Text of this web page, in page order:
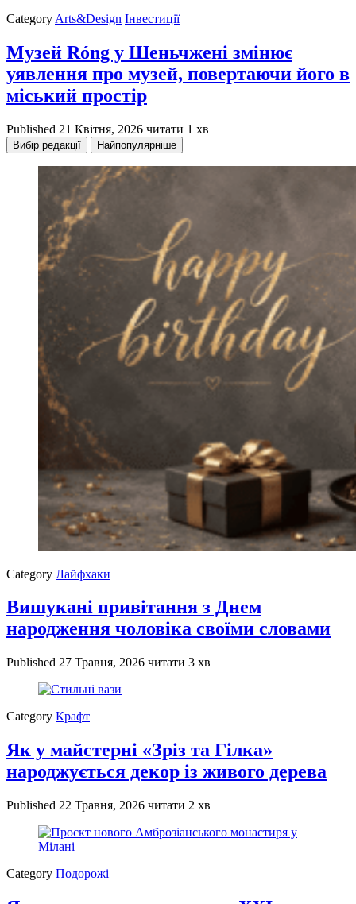
Category Arts&Design Інвестиції
Музей Róng у Шеньчжені змінює
уявлення про музей, повертаючи його в
міський простір
Published 21 Квітня, 2026 читати 1 хв
Вибір редакції Найпопулярніше
Category Лайфхаки
Вишукані привітання з Днем
народження чоловіка своїми словами
Published 27 Травня, 2026 читати 3 хв
Category Крафт
Як у майстерні «Зріз та Гілка»
народжується декор із живого дерева
Published 22 Травня, 2026 читати 2 хв
Category Подорожі